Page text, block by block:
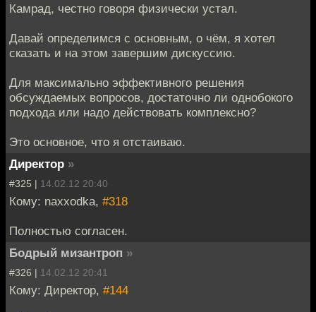
Камрад, честно говоря физически устал.
Давай определимся с основным, о чём, я хотел
сказать и на этом завершим дискуссию.
Для максимально эффективного решения
обсуждаемых вопросов, достаточно ли однобокого
подхода или надо действовать комплексно?
Это основное, что я отстаиваю.
Директор »
#325 | 14.02.12 20:40
Кому: naxxodka, #318
Полностью согласен.
Бодрый мизантроп »
#326 | 14.02.12 20:41
Кому: Директор, #144